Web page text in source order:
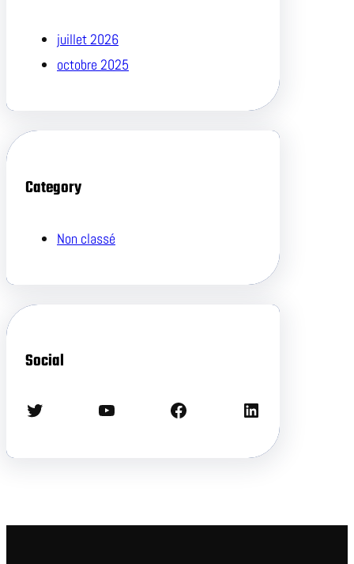
juillet 2026
octobre 2025
Category
Non classé
Social
Twitter
YouTube Facebook LinkedIn